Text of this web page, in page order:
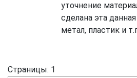
уточнение
сделана эта
метал, пластик и
Страницы: 1